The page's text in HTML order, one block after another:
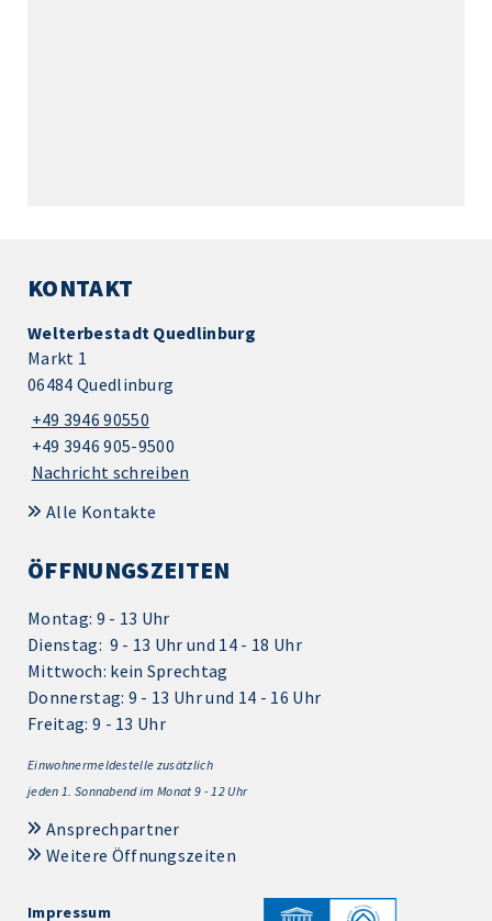
KONTAKT
Welterbestadt Quedlinburg
Markt 1
06484 Quedlinburg
+49 3946 90550
+49 3946 905-9500
Nachricht schreiben
Alle Kontakte
ÖFFNUNGSZEITEN
Montag: 9 - 13 Uhr
Dienstag: 9 - 13 Uhr und 14 - 18 Uhr
Mittwoch: kein Sprechtag
Donnerstag: 9 - 13 Uhr und 14 - 16 Uhr
Freitag: 9 - 13 Uhr
Einwohnermeldestelle zusätzlich
jeden 1. Sonnabend im Monat 9 - 12 Uhr
Ansprechpartner
Weitere Öffnungszeiten
Impressum